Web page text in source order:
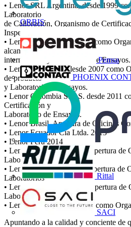
ORBIS
Pemsa
PHOENIX
Rittal
SACI
• Lenor SRL Argentina, desde 1999
Laboratorio
de Calibración, Organismo de
Inspección.
• Lenor en Asia desde 2005 como
alcance
internacional y Laboratorio de Ensayos.
• Lenor Chile Ltda. desde 2007 como
de producto
y Laboratorio de Ensayos.
• Lenor Colombia S.A.S. desde 2011
Certificación y
Laboratorio de Ensayos.
• Lenor Brasil, Apertura de Oficinas
• Lenor Ecuador Cía Ltda. 2013
• Lenor Perú 2014
• Lenor en San Juan, 2015 apertura
Laboratorios
• Lenor en Córdoba, 2019 apertura de
Laboratorios
• Lenor en Neuquen, 2020 apertura de
Laboratorios
• Lenor Bolivia, desde 2020 como
Apuntando a la calidad y conciente de